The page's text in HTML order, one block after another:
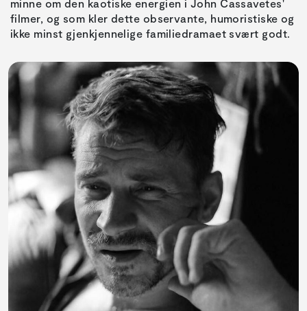
minne om den kaotiske energien i John Cassavetes'
filmer, og som kler dette observante, humoristiske og
ikke minst gjenkjennelige familiedramaet svært godt.